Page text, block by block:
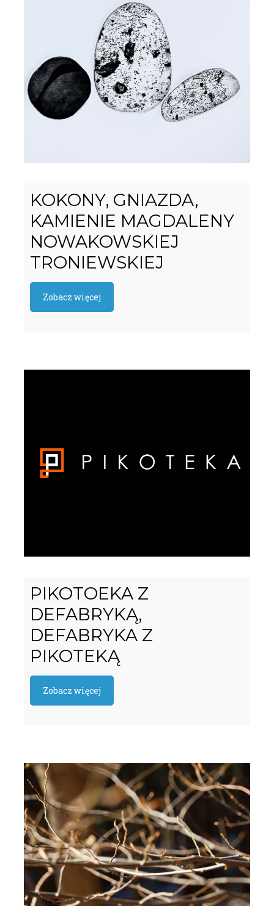
KOKONY, GNIAZDA,
KAMIENIE MAGDALENY
NOWAKOWSKIEJ
TRONIEWSKIEJ
Zobacz więcej
PIKOTOEKA Z
DEFABRYKĄ,
DEFABRYKA Z
PIKOTEKĄ
Zobacz więcej